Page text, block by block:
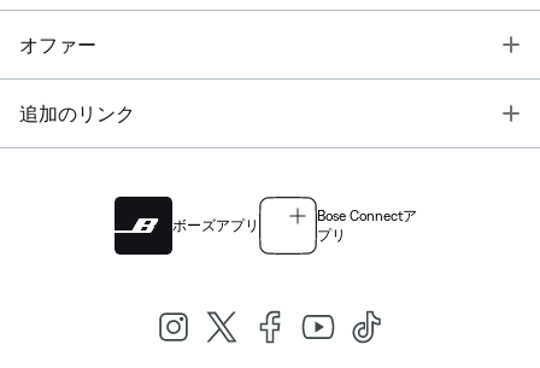
オファー
追加のリンク
ボーズアプリ
Bose Connectア
プリ